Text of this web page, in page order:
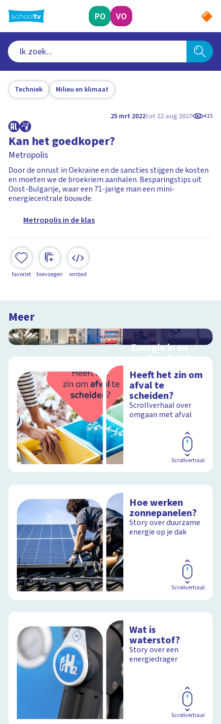
naar
hoofdinhoud
PO VO
Techniek Milieu en klimaat
25 mrt 2022tot 22 aug 2027 415
Kan het goedkoper?
Metropolis
Door de onrust in Oekraïne en de sancties stijgen de kosten
en moeten we de broekriem aanhalen. Besparingstips uit
Oost-Bulgarije, waar een 71-jarige man een mini-
energiecentrale bouwde.
Metropolis in de klas
favoriet toevoegen embed
Meer
Energie in en
rondom het huis
schoolplaat in en
rondom het huis
Heeft het zin om
afval te
scheiden?
Scrollverhaal over
omgaan met afval
Scrollverhaal
Hoe werken
zonnepanelen?
Story over duurzame
energie op je dak
Scrollverhaal
Wat is
waterstof?
Story over een
energiedrager
Scrollverhaal